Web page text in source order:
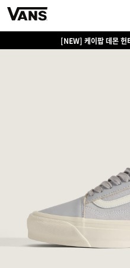
[NEW] 케이팝 데몬 헌